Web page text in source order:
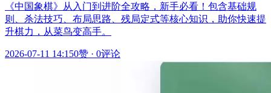
《中国象棋》从入门到进阶全攻略，新手必看！包含基础规
则、杀法技巧、布局思路、残局定式等核心知识，助你快速提
升棋力，从菜鸟变高手。
2026-07-11 14:150赞 · 0评论